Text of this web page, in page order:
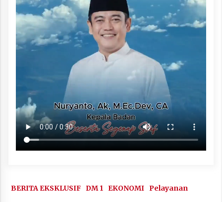
BERITA EKSKLUSIF DM 1 EKONOMI Pelayanan